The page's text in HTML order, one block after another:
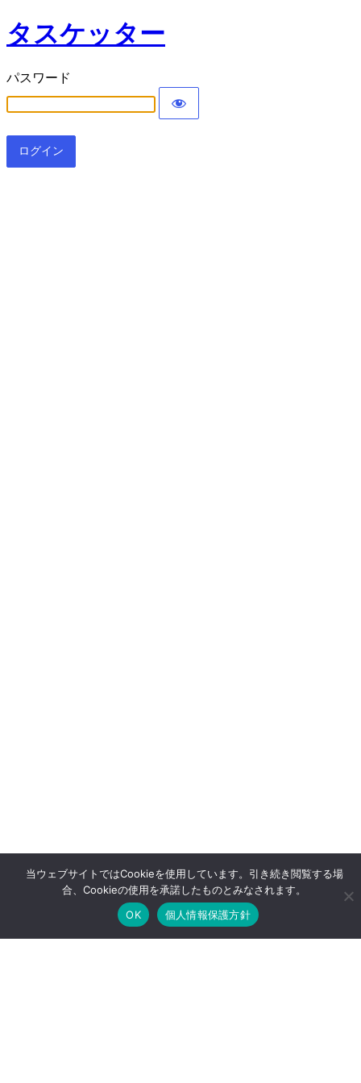
タスケッター
パスワード
当ウェブサイトではCookieを使用しています。引き続き閲覧する場
合、Cookieの使用を承諾したものとみなされます。
OK
個人情報保護方針